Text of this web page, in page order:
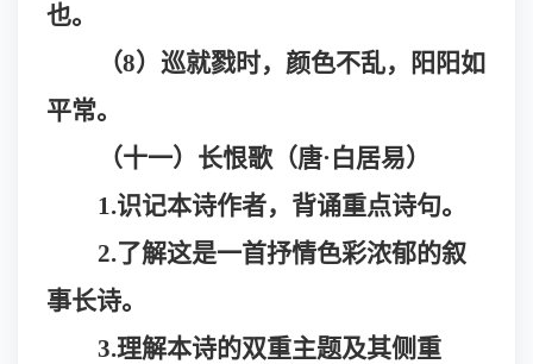
也。
（8）巡就戮时，颜色不乱，阳阳如
平常。
（十一）长恨歌（唐·白居易）
1.识记本诗作者，背诵重点诗句。
2.了解这是一首抒情色彩浓郁的叙
事长诗。
3.理解本诗的双重主题及其侧重